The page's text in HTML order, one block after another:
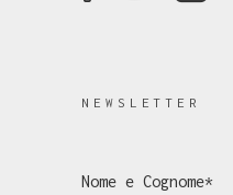
NEWSLETTER